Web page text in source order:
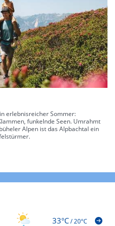
erlebnisreicher Sommer:
funkelnde Seen. Umrahmt
Alpen ist das Alpbachtal ein
33°C/20°C